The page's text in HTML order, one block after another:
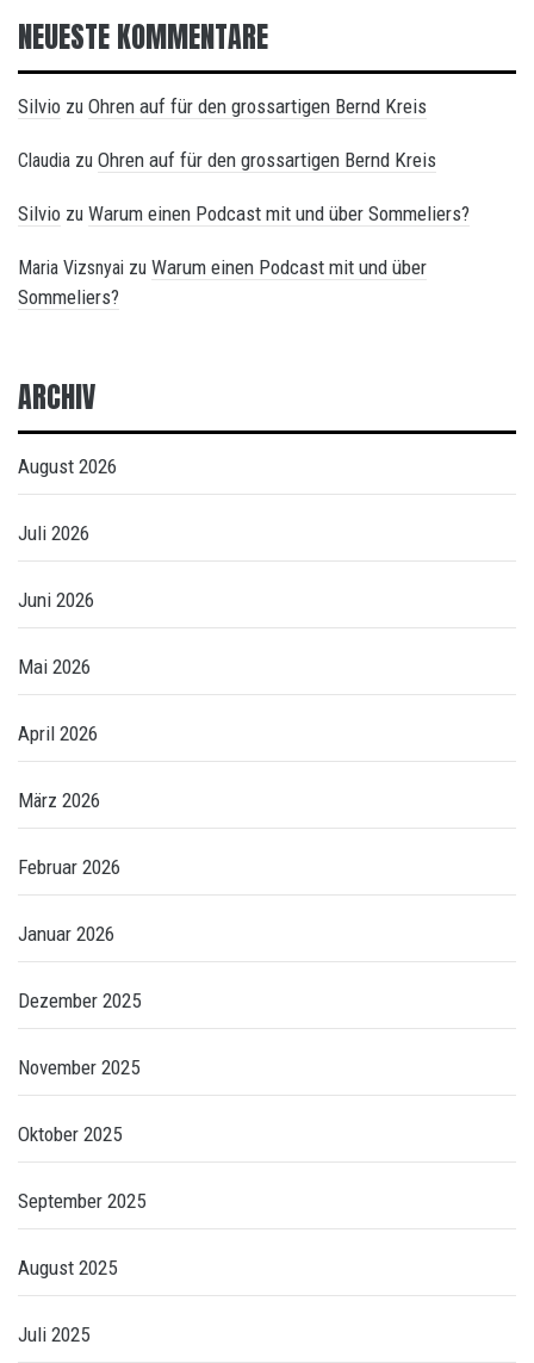
NEUESTE KOMMENTARE
Silvio zu Ohren auf für den grossartigen Bernd Kreis
Claudia zu Ohren auf für den grossartigen Bernd Kreis
Silvio zu Warum einen Podcast mit und über Sommeliers?
Maria Vizsnyai zu Warum einen Podcast mit und über
Sommeliers?
ARCHIV
August 2026
Juli 2026
Juni 2026
Mai 2026
April 2026
März 2026
Februar 2026
Januar 2026
Dezember 2025
November 2025
Oktober 2025
September 2025
August 2025
Juli 2025